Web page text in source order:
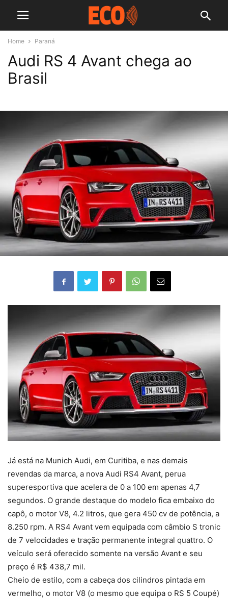
Home Paraná
Audi RS 4 Avant chega ao
Brasil
Já está na Munich Audi, em Curitiba, e nas demais
revendas da marca, a nova Audi RS4 Avant, perua
superesportiva que acelera de 0 a 100 em apenas 4,7
segundos. O grande destaque do modelo fica embaixo do
capô, o motor V8, 4.2 litros, que gera 450 cv de potência, a
8.250 rpm. A RS4 Avant vem equipada com câmbio S tronic
de 7 velocidades e tração permanente integral quattro. O
veículo será oferecido somente na versão Avant e seu
preço é R$ 438,7 mil.
Cheio de estilo, com a cabeça dos cilindros pintada em
vermelho, o motor V8 (o mesmo que equipa o RS 5 Coupé)